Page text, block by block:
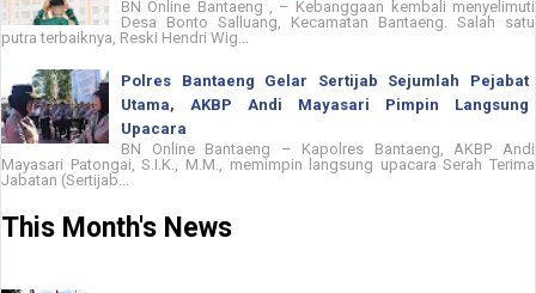
BN Online Bantaeng , – Kebanggaan kembali menyelimuti
Desa Bonto Salluang, Kecamatan Bantaeng. Salah satu
putra terbaiknya, Reski Hendri Wig...
Polres Bantaeng Gelar Sertijab Sejumlah Pejabat
Utama, AKBP Andi Mayasari Pimpin Langsung
Upacara
BN Online Bantaeng – Kapolres Bantaeng, AKBP Andi
Mayasari Patongai, S.I.K., M.M., memimpin langsung upacara Serah Terima
Jabatan (Sertijab...
This Month's News